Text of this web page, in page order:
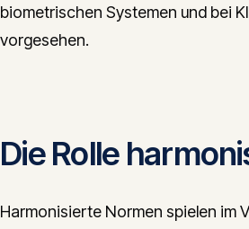
biometrischen Systemen und bei
vorgesehen.
Die Rolle
Harmonisierte Normen spielen im